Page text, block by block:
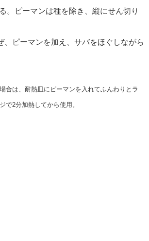
。ピーマンは種を除き、縦にせん切り
、ピーマンを加え、サバをほぐしながら
合は、耐熱皿にピーマンを入れてふんわりとラ
で2分加熱してから使用。